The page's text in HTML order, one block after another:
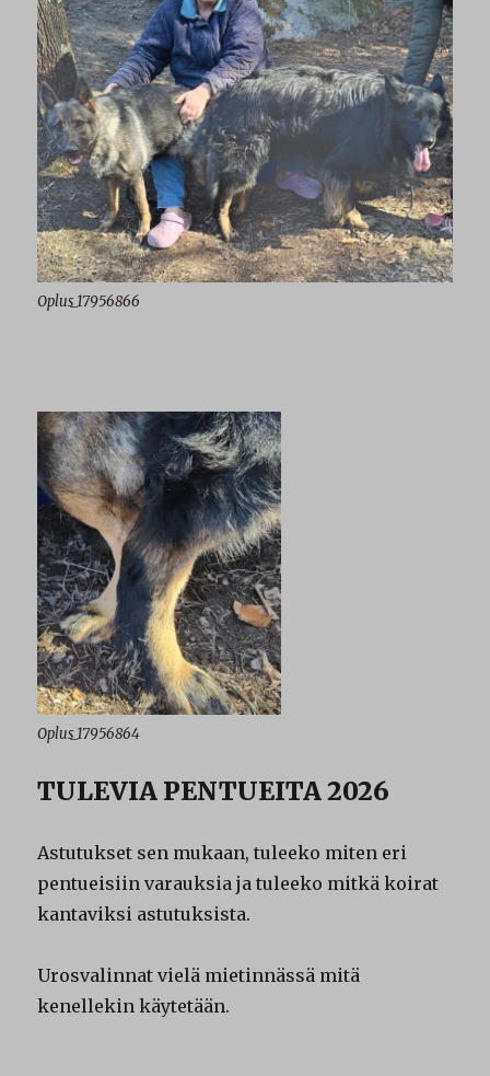
Oplus_17956866
Oplus_17956864
TULEVIA PENTUEITA 2026
Astutukset sen mukaan, tuleeko miten eri
pentueisiin varauksia ja tuleeko mitkä koirat
kantaviksi astutuksista.
Urosvalinnat vielä mietinnässä mitä
kenellekin käytetään.